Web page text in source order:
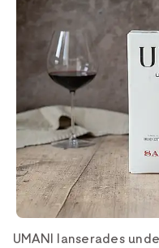
UMANI lanserades